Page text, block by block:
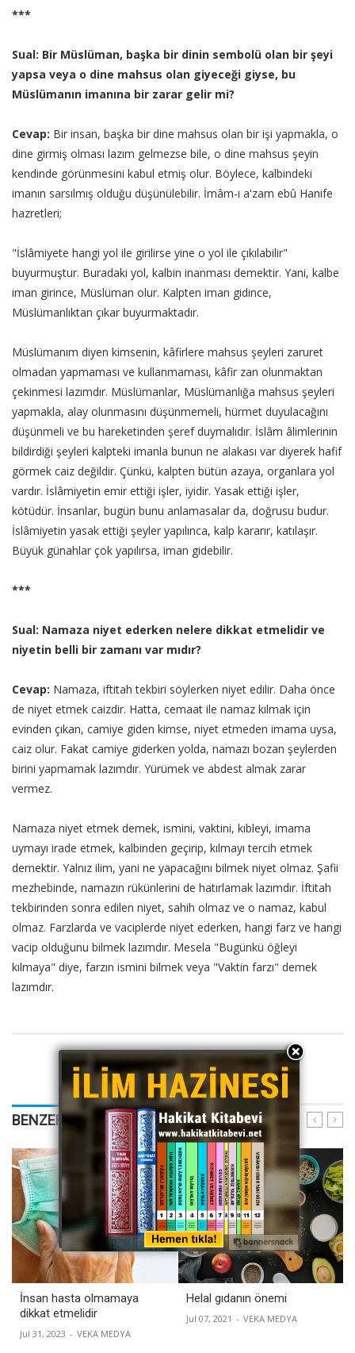
***
Sual: Bir Müslüman, başka bir dinin sembolü olan bir şeyi
yapsa veya o dine mahsus olan giyeceği giyse, bu
Müslümanın imanına bir zarar gelir mi?
Cevap: Bir insan, başka bir dine mahsus olan bir işi yapmakla, o
dine girmiş olması lazım gelmezse bile, o dine mahsus şeyin
kendinde görünmesini kabul etmiş olur. Böylece, kalbindeki
imanın sarsılmış olduğu düşünülebilir. İmâm-ı a'zam ebû Hanife
hazretleri;
"İslâmiyete hangi yol ile girilirse yine o yol ile çıkılabilir"
buyurmuştur. Buradaki yol, kalbin inanması demektir. Yani, kalbe
iman girince, Müslüman olur. Kalpten iman gidince,
Müslümanlıktan çıkar buyurmaktadır.
Müslümanım diyen kimsenin, kâfirlere mahsus şeyleri zaruret
olmadan yapmaması ve kullanmaması, kâfir zan olunmaktan
çekinmesi lazımdır. Müslümanlar, Müslümanlığa mahsus şeyleri
yapmakla, alay olunmasını düşünmemeli, hürmet duyulacağını
düşünmeli ve bu hareketinden şeref duymalıdır. İslâm âlimlerinin
bildirdiği şeyleri kalpteki imanla bunun ne alakası var diyerek hafif
görmek caiz değildir. Çünkü, kalpten bütün azaya, organlara yol
vardır. İslâmiyetin emir ettiği işler, iyidir. Yasak ettiği işler,
kötüdür. İnsanlar, bugün bunu anlamasalar da, doğrusu budur.
İslâmiyetin yasak ettiği şeyler yapılınca, kalp kararır, katılaşır.
Büyük günahlar çok yapılırsa, iman gidebilir.
***
Sual: Namaza niyet ederken nelere dikkat etmelidir ve
niyetin belli bir zamanı var mıdır?
Cevap: Namaza, iftitah tekbiri söylerken niyet edilir. Daha önce
de niyet etmek caizdir. Hatta, cemaat ile namaz kılmak için
evinden çıkan, camiye giden kimse, niyet etmeden imama uysa,
caiz olur. Fakat camiye giderken yolda, namazı bozan şeylerden
birini yapmamak lazımdır. Yürümek ve abdest almak zarar
vermez.
Namaza niyet etmek demek, ismini, vaktini, kıbleyi, imama
uymayı irade etmek, kalbinden geçirip, kılmayı tercih etmek
demektir. Yalnız ilim, yani ne yapacağını bilmek niyet olmaz. Şafii
mezhebinde, namazın rükünlerini de hatırlamak lazımdır. İftitah
tekbirinden sonra edilen niyet, sahih olmaz ve o namaz, kabul
olmaz. Farzlarda ve vaciplerde niyet ederken, hangi farz ve hangi
vacip olduğunu bilmek lazımdır. Mesela "Bugünkü öğleyi
kılmaya" diye, farzın ismini bilmek veya "Vaktin farzı" demek
lazımdır.
BENZER YAZILARIMIZ
İnsan hasta olmamaya
dikkat etmelidir
Jul 31, 2023 - VEKA MEDYA
Helal gıdanın önemi
Jul 07, 2021 - VEKA MEDYA